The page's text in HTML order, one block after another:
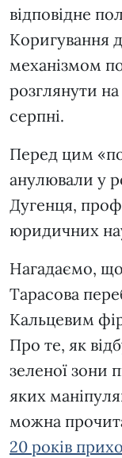
відповідне
Коригування
механізмом
розглянути на
серпні.
Перед цим
анулювали у
Дугенця,
юридичних
Нагадаємо,
Тарасова
Кальцевим
Про те, як
зеленої зони
яких
можна
20 років